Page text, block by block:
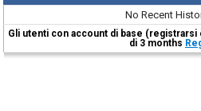
No Recent
Gli utenti con account di base
di 3 months